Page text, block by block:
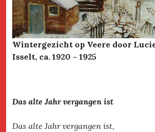
Wintergezicht op Veere door
Isselt, ca. 1920 – 1925
Das alte Jahr vergangen ist
Das alte Jahr vergangen ist,